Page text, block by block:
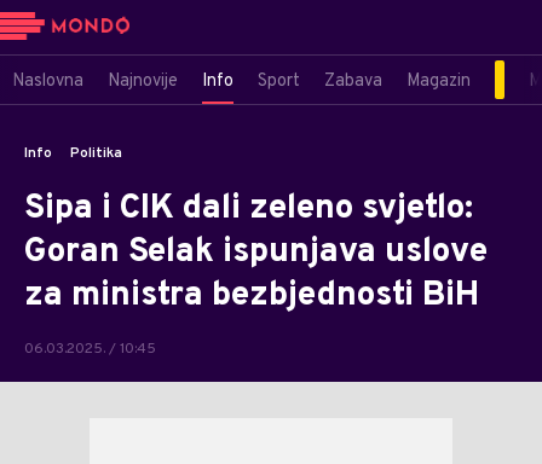
Naslovna Najnovije Info Sport Zabava Magazin
Info Politika
Sipa i CIK dali zeleno svjetlo:
Goran Selak ispunjava uslove
za ministra bezbjednosti BiH
06.03.2025. / 10:45